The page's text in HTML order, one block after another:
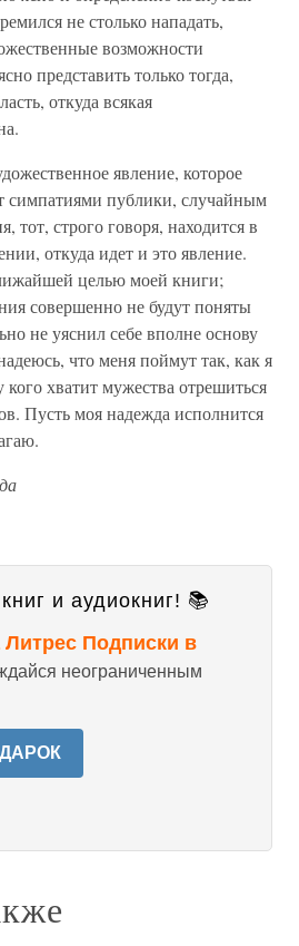
не столько нападать,
возможности
представить только тогда,
откуда всякая
явление, которое
симпатиями публики, случайным
тот, строго говоря, находится в
откуда идет и это явление.
целью моей книги;
совершенно не будут поняты
не уяснил себе вполне основу
что меня поймут так, как я
кого хватит мужества отрешиться
Пусть моя надежда исполнится
и аудиокниг! 📚
Литрес Подписки в
неограниченным